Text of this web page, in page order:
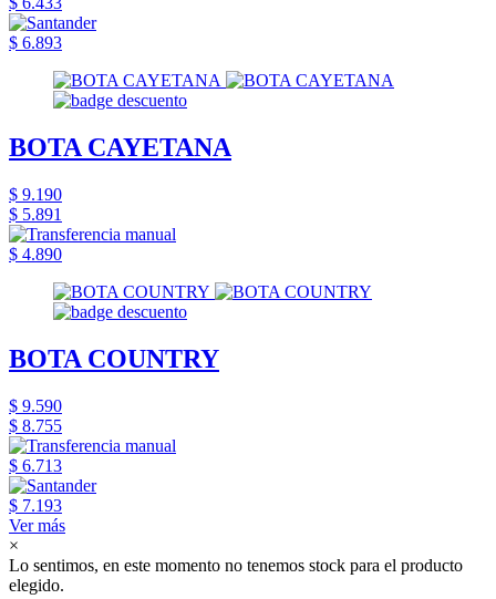
$ 6.893
BOTA CAYETANA
$ 9.190
$ 5.891
$ 4.890
BOTA COUNTRY
$ 9.590
$ 8.755
$ 6.713
$ 7.193
Ver más
×
Lo sentimos, en este momento no tenemos stock para el producto
elegido.